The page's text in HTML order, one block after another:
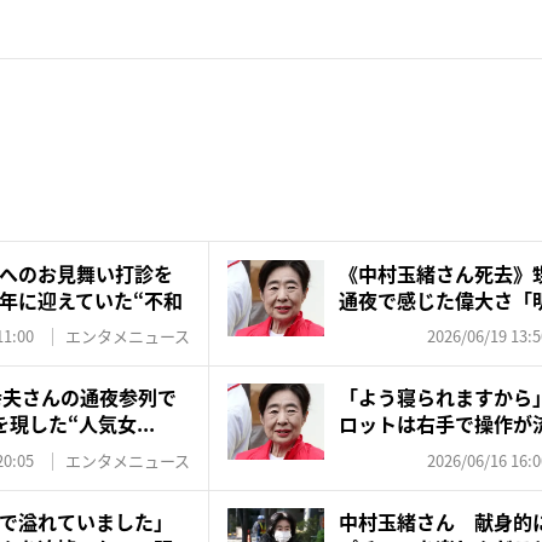
のお見舞い打診を
に迎えていた“不和
エンタメニュース
《中村玉緒さん死去
通夜で感じた偉大さ「
2026/06/19
さんの通夜参列で
した“人気女...
エンタメニュース
「よう寝られますか
ロットは右手で操作
2026/06/16
溢れていました」
中村玉緒さん 献身的